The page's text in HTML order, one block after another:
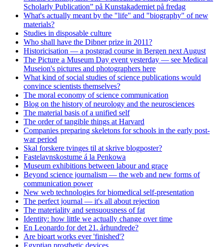
Scholarly Publication” på Kunstakademiet på fredag
What's actually meant by the "life" and "biography" of new
materials?
Studies in disposable culture
Who shall have the Dibner prize in 2011?
Historicisation — a postgrad course in Bergen next August
The Picture a Museum Day event yesterday — see Medical
Museion's pictures and photographers here
What kind of social studies of science publications would
convince scientists themselves?
The moral economy of science communication
Blog on the history of neurology and the neurosciences
The material basis of a unified self
The order of tangible things at Harvard
Companies preparing skeletons for schools in the early post-
war period
Skal forskere tvinges til at skrive blogposter?
Fastelavnskostume á la Penkowa
Museum exhibitions between labour and grace
Beyond science journalism — the web and new forms of
communication power
New web technologies for biomedical self-presentation
The perfect journal — it's all about rejection
The materiality and sensuousness of fat
Identity: how little we actually change over time
En Leonardo for det 21. århundrede?
Are bioart works ever 'finished'?
Egyptian prosthetic devices